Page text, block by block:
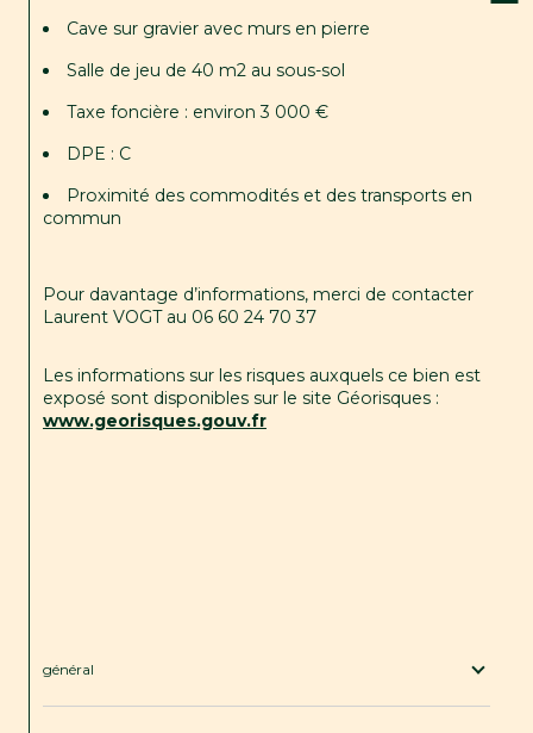
Cave sur gravier avec murs en pierre
Salle de jeu de 40 m2 au sous-sol
Taxe foncière : environ 3 000 €
DPE : C
Proximité des commodités et des transports en
commun
Pour davantage d’informations, merci de contacter
Laurent VOGT au 06 60 24 70 37
Les informations sur les risques auxquels ce bien est
exposé sont disponibles sur le site Géorisques :
www.georisques.gouv.fr
général